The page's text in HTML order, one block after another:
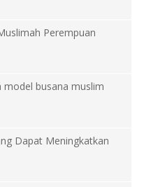
Perempuan
model busana muslim
Dapat Meningkatkan